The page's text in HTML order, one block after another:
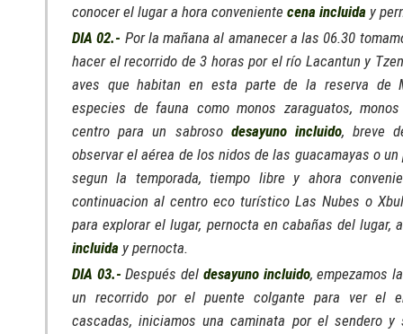
conocer el lugar a hora conveniente cena incluida y
DIA 02.- Por la mañana al amanecer a las 06.30
hacer el recorrido de 3 horas por el río Lacantun y
aves que habitan en esta parte de la reserva de
especies de fauna como monos zaraguatos,
centro para un sabroso desayuno incluido, breve
observar el aérea de los nidos de las guacamayas o
segun la temporada, tiempo libre y ahora
continuacion al centro eco turístico Las Nubes o
para explorar el lugar, pernocta en cabañas del lugar,
incluida y pernocta.
DIA 03.- Después del desayuno incluido, empezamos
un recorrido por el puente colgante para ver el
cascadas, iniciamos una caminata por el sendero